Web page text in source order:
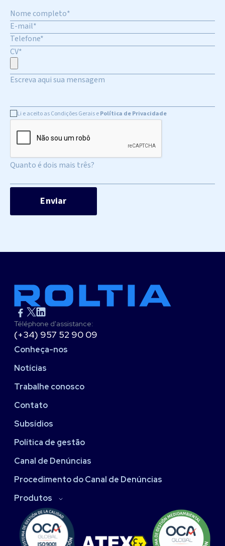
CV*
Li e aceito as Condições Gerais ePolítica de Privacidade
Quanto é dois mais três?
Téléphone d'assistance:
(+34) 957 52 90 09
Conheça-nos
Notícias
Trabalhe conosco
Contato
Subsídios
Política de gestão
Canal de Denúncias
Procedimento do Canal de Denúncias
Produtos